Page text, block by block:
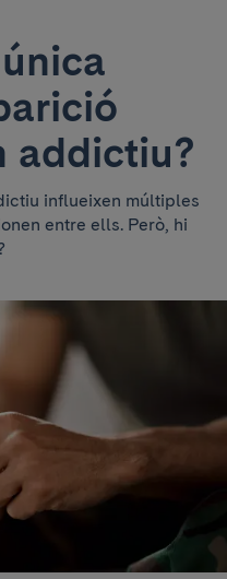
addictiu?
influeixen múltiples
entre ells. Però, hi